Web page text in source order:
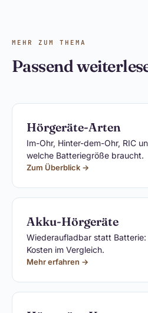
MEHR ZUM THEMA
Passend
Hörgeräte-Arten
Im-Ohr, Hinter-dem-Ohr, RIC
welche Batteriegröße braucht.
Zum Überblick →
Akku-Hörgeräte
Wiederaufladbar statt Batterie:
Kosten im Vergleich.
Mehr erfahren →